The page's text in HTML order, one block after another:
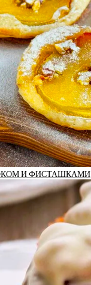
И ФИСТАШКАМИ